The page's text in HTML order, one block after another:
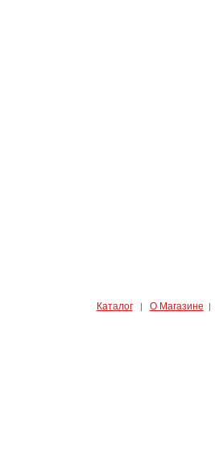
Каталог| О Магазине |